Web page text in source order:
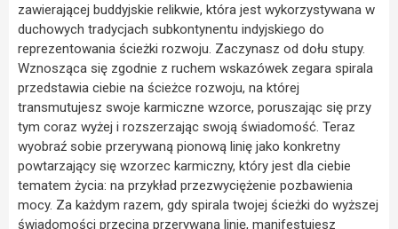
zawierającej buddyjskie relikwie, która jest wykorzystywana w
duchowych tradycjach subkontynentu indyjskiego do
reprezentowania ścieżki rozwoju. Zaczynasz od dołu stupy.
Wznosząca się zgodnie z ruchem wskazówek zegara spirala
przedstawia ciebie na ścieżce rozwoju, na której
transmutujesz swoje karmiczne wzorce, poruszając się przy
tym coraz wyżej i rozszerzając swoją świadomość. Teraz
wyobraź sobie przerywaną pionową linię jako konkretny
powtarzający się wzorzec karmiczny, który jest dla ciebie
tematem życia: na przykład przezwyciężenie pozbawienia
mocy. Za każdym razem, gdy spirala twojej ścieżki do wyższej
świadomości przecina przerywaną linię, manifestujesz